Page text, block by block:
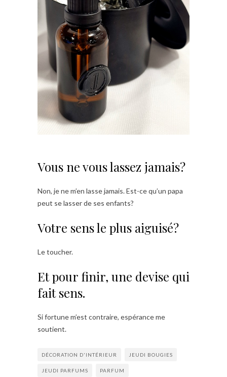
Vous ne vous lassez jamais?
Non, je ne m’en lasse jamais. Est-ce qu’un papa
peut se lasser de ses enfants?
Votre sens le plus aiguisé?
Le toucher.
Et pour finir, une devise qui
fait sens.
Si fortune m’est contraire, espérance me
soutient.
DÉCORATION D'INTÉRIEUR JEUDI BOUGIES
JEUDI PARFUMS PARFUM